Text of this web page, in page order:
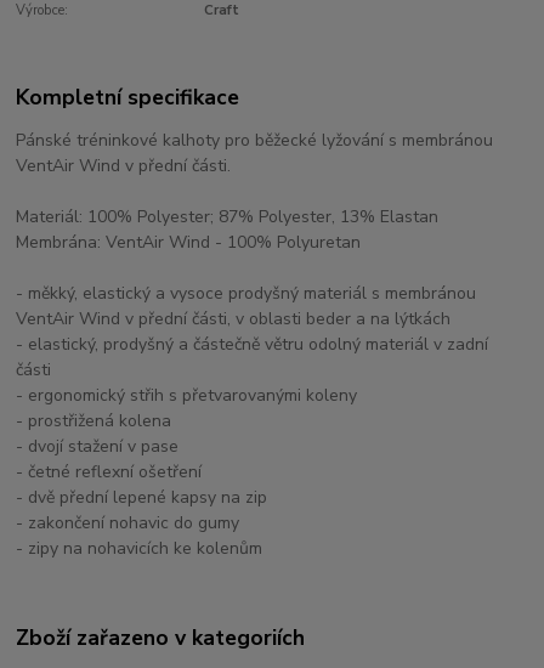
Výrobce: Craft
Kompletní specifikace
Pánské tréninkové kalhoty pro běžecké lyžování s membránou
VentAir Wind v přední části.
Materiál: 100% Polyester; 87% Polyester, 13% Elastan
Membrána: VentAir Wind - 100% Polyuretan
- měkký, elastický a vysoce prodyšný materiál s membránou
VentAir Wind v přední části, v oblasti beder a na lýtkách
- elastický, prodyšný a částečně větru odolný materiál v zadní
části
- ergonomický střih s přetvarovanými koleny
- prostřižená kolena
- dvojí stažení v pase
- četné reflexní ošetření
- dvě přední lepené kapsy na zip
- zakončení nohavic do gumy
- zipy na nohavicích ke kolenům
Zboží zařazeno v kategoriích